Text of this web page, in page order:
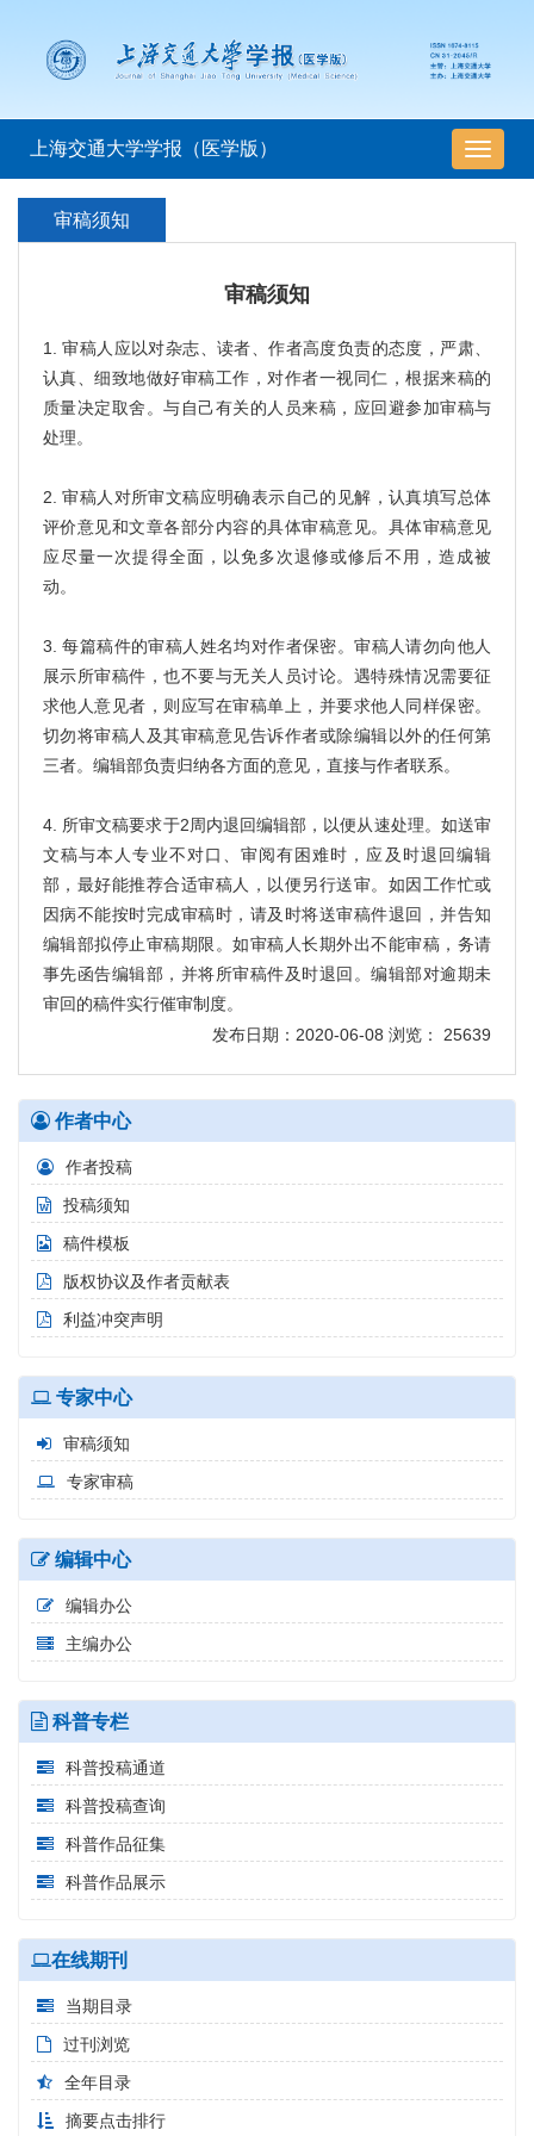
导
航
上海交通大学学报（医学版）
审稿须知
审稿须知
1. 审稿人应以对杂志、读者、作者高度负责的态度，严肃、
认真、细致地做好审稿工作，对作者一视同仁，根据来稿的
质量决定取舍。与自己有关的人员来稿，应回避参加审稿与
处理。
2. 审稿人对所审文稿应明确表示自己的见解，认真填写总体
评价意见和文章各部分内容的具体审稿意见。具体审稿意见
应尽量一次提得全面，以免多次退修或修后不用，造成被
动。
3. 每篇稿件的审稿人姓名均对作者保密。审稿人请勿向他人
展示所审稿件，也不要与无关人员讨论。遇特殊情况需要征
求他人意见者，则应写在审稿单上，并要求他人同样保密。
切勿将审稿人及其审稿意见告诉作者或除编辑以外的任何第
三者。编辑部负责归纳各方面的意见，直接与作者联系。
4. 所审文稿要求于2周内退回编辑部，以便从速处理。如送审
文稿与本人专业不对口、审阅有困难时，应及时退回编辑
部，最好能推荐合适审稿人，以便另行送审。如因工作忙或
因病不能按时完成审稿时，请及时将送审稿件退回，并告知
编辑部拟停止审稿期限。如审稿人长期外出不能审稿，务请
事先函告编辑部，并将所审稿件及时退回。编辑部对逾期未
审回的稿件实行催审制度。
发布日期：2020-06-08 浏览： 25639
作者中心
作者投稿
投稿须知
稿件模板
版权协议及作者贡献表
利益冲突声明
专家中心
审稿须知
专家审稿
编辑中心
编辑办公
主编办公
科普专栏
科普投稿通道
科普投稿查询
科普作品征集
科普作品展示
在线期刊
当期目录
过刊浏览
全年目录
摘要点击排行